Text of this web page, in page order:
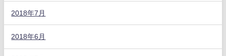
2018年7月
2018年6月